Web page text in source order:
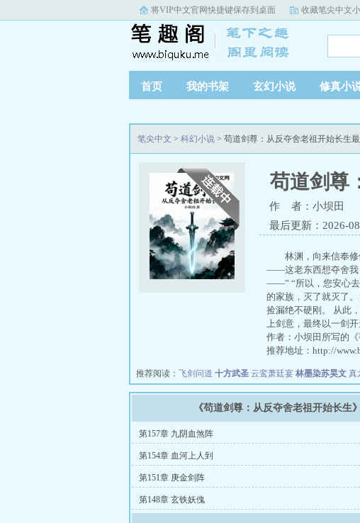
将VIP中文官网快捷键保存到桌面 收藏笔尖中文
首页 我的书架 玄幻小说 修真小
笔尖中文 > 科幻小说 > 苟道剑尊：从反夺舍老祖开始长生
苟道剑尊
作 者：小坝田
最后更新：2026-
林渊，向来信奉
——这老东西想夺舍我
——” “所以，您安心去
的家族，灭了就灭了
捡漏绝不硬刚。 从此
上剑意，最终以一剑
作者：小坝田所写的
推荐地址：http://
推荐阅读： 飞剑问道 十方武圣 云鸾萧廷宴 林墨染苏昊文 真
《苟道剑尊：从反夺舍老祖开始长生
第157章 九阴血煞阵
第154章 血河上人到
第151章 庚金剑阵
第148章 玄铁妖傀